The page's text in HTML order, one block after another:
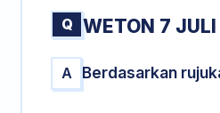
Q WETON 7
A Berdasarkan